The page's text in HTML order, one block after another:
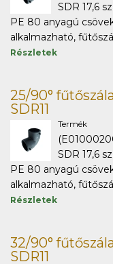
SDR 17,6
PE 80 anyagú
alkalmazható,
Részletek
25/90°
SDR11
Termék
SDR 17,6
PE 80 anyagú
alkalmazható,
Részletek
32/90°
SDR11